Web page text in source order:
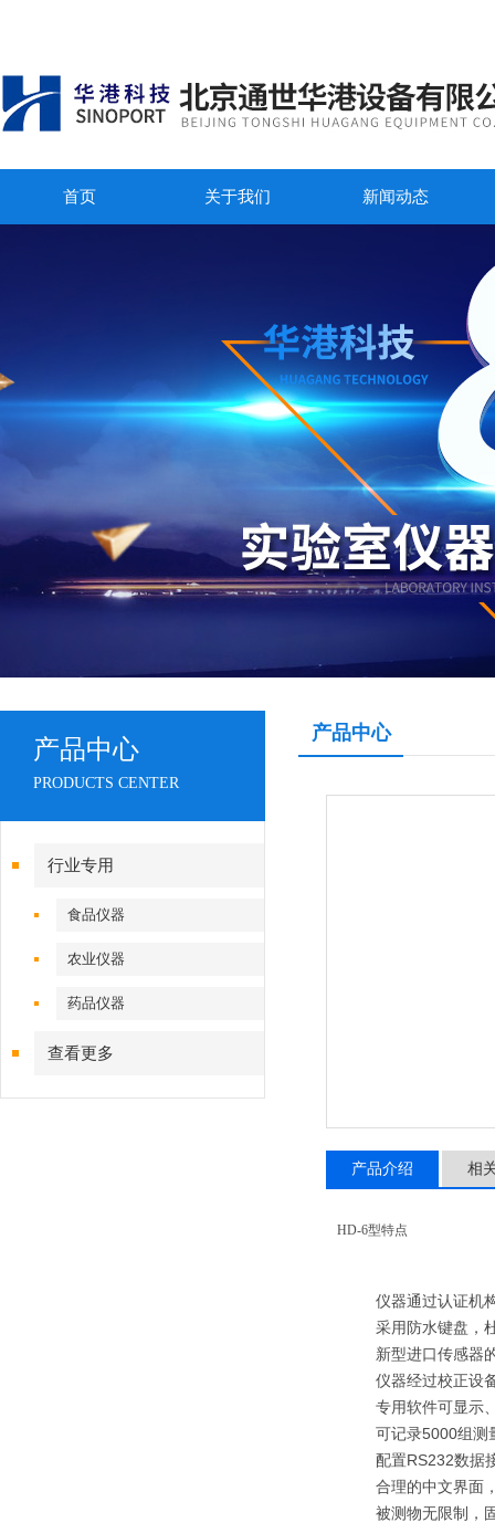
首页 关于我们 新闻动态
产品中心
PRODUCTS CENTER
行业专用
食品仪器
农业仪器
药品仪器
查看更多
产品中心
产品介绍 相
HD-6型特点
仪器通过认证机
采用防水键盘，
新型进口传感器
仪器经过校正设
专用软件可显示
可记录5000组测
配置RS232数据
合理的中文界面
被测物无限制，